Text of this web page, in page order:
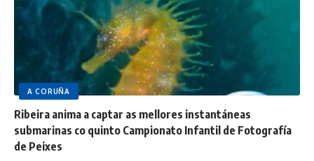
A CORUÑA
Ribeira anima a captar as mellores instantáneas
submarinas co quinto Campionato Infantil de Fotografía
de Peixes